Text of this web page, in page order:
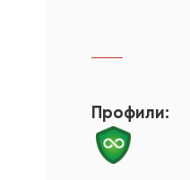
Профили: